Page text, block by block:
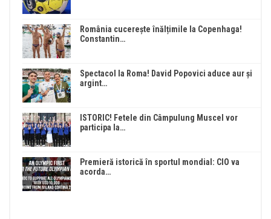
România cucerește înălțimile la Copenhaga!
Constantin…
Spectacol la Roma! David Popovici aduce aur și
argint…
ISTORIC! Fetele din Câmpulung Muscel vor
participa la…
Premieră istorică în sportul mondial: CIO va
acorda…